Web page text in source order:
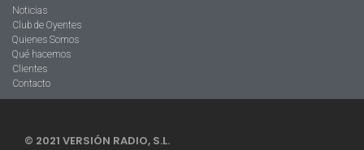
Noticias
Club de Oyentes
Quienes Somos
Qué hacemos
Clientes
Contacto
© 2021 VERSIÓN RADIO, S.L.